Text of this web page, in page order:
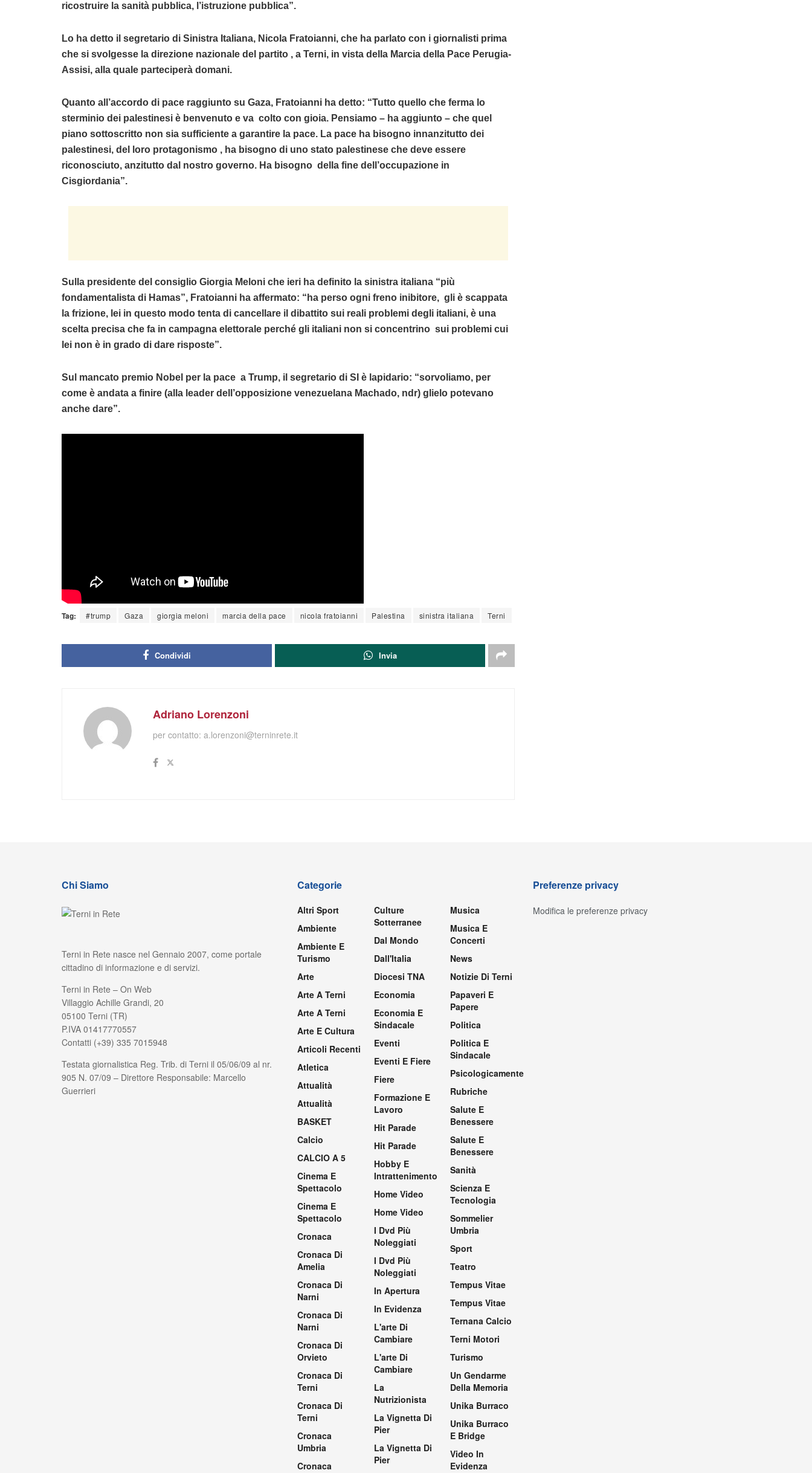
ricostruire la sanità pubblica, l’istruzione pubblica”.
Lo ha detto il segretario di Sinistra Italiana, Nicola Fratoianni, che ha parlato con i giornalisti prima
che si svolgesse la direzione nazionale del partito , a Terni, in vista della Marcia della Pace Perugia-
Assisi, alla quale parteciperà domani.
Quanto all’accordo di pace raggiunto su Gaza, Fratoianni ha detto: “Tutto quello che ferma lo
sterminio dei palestinesi è benvenuto e va colto con gioia. Pensiamo – ha aggiunto – che quel
piano sottoscritto non sia sufficiente a garantire la pace. La pace ha bisogno innanzitutto dei
palestinesi, del loro protagonismo , ha bisogno di uno stato palestinese che deve essere
riconosciuto, anzitutto dal nostro governo. Ha bisogno della fine dell’occupazione in
Cisgiordania”.
Sulla presidente del consiglio Giorgia Meloni che ieri ha definito la sinistra italiana “più
fondamentalista di Hamas”, Fratoianni ha affermato: “ha perso ogni freno inibitore, gli è scappata
la frizione, lei in questo modo tenta di cancellare il dibattito sui reali problemi degli italiani, è una
scelta precisa che fa in campagna elettorale perché gli italiani non si concentrino sui problemi cui
lei non è in grado di dare risposte”.
Sul mancato premio Nobel per la pace a Trump, il segretario di SI è lapidario: “sorvoliamo, per
come è andata a finire (alla leader dell’opposizione venezuelana Machado, ndr) glielo potevano
anche dare”.
Tag: #trump Gaza giorgia meloni marcia della pace nicola fratoianni Palestina sinistra italiana Terni
Condividi Invia
Adriano Lorenzoni
per contatto: a.lorenzoni@terninrete.it
Chi Siamo
Terni in Rete nasce nel Gennaio 2007, come portale
cittadino di informazione e di servizi.
Terni in Rete – On Web
Villaggio Achille Grandi, 20
05100 Terni (TR)
P.IVA 01417770557
Contatti (+39) 335 7015948
Testata giornalistica Reg. Trib. di Terni il 05/06/09 al nr.
905 N. 07/09 – Direttore Responsabile: Marcello
Guerrieri
Categorie
Altri Sport
Ambiente
Ambiente E
Turismo
Arte
Arte A Terni
Arte A Terni
Arte E Cultura
Articoli Recenti
Atletica
Attualità
Attualità
BASKET
Calcio
CALCIO A 5
Cinema E
Spettacolo
Cinema E
Spettacolo
Cronaca
Cronaca Di
Amelia
Cronaca Di
Narni
Cronaca Di
Narni
Cronaca Di
Orvieto
Cronaca Di
Terni
Cronaca Di
Terni
Cronaca
Umbria
Cronaca
Culture
Sotterranee
Dal Mondo
Dall'Italia
Diocesi TNA
Economia
Economia E
Sindacale
Eventi
Eventi E Fiere
Fiere
Formazione E
Lavoro
Hit Parade
Hit Parade
Hobby E
Intrattenimento
Home Video
Home Video
I Dvd Più
Noleggiati
I Dvd Più
Noleggiati
In Apertura
In Evidenza
L'arte Di
Cambiare
L'arte Di
Cambiare
La
Nutrizionista
La Vignetta Di
Pier
La Vignetta Di
Pier
Musica
Musica E
Concerti
News
Notizie Di Terni
Papaveri E
Papere
Politica
Politica E
Sindacale
Psicologicamente
Rubriche
Salute E
Benessere
Salute E
Benessere
Sanità
Scienza E
Tecnologia
Sommelier
Umbria
Sport
Teatro
Tempus Vitae
Tempus Vitae
Ternana Calcio
Terni Motori
Turismo
Un Gendarme
Della Memoria
Unika Burraco
Unika Burraco
E Bridge
Video In
Evidenza
Preferenze privacy
Modifica le preferenze privacy